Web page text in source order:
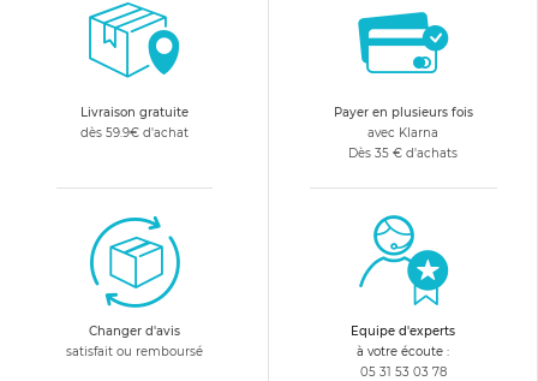
Livraison gratuite
dès 59.9€ d'achat
Payer en plusieurs fois
avec Klarna
Dès 35 € d'achats
Changer d'avis
satisfait ou remboursé
Equipe d'experts
à votre écoute :
05 31 53 03 78